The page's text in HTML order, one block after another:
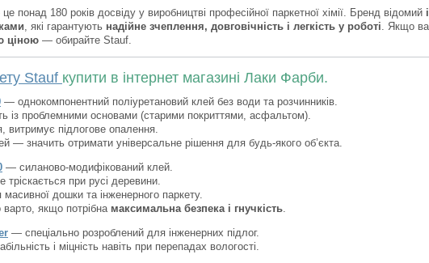
понад 180 років досвіду у виробництві професійної паркетної хімії. Бренд відомий
, які гарантують надійне зчеплення, довговічність і легкість у роботі . Якщо
ціною — обирайте Stauf.
Stauf купити в інтернет магазині Лаки Фарби.
— однокомпонентний поліуретановий клей без води та розчинників.
із проблемними основами (старими покриттями, асфальтом).
витримує підлогове опалення.
— значить отримати універсальне рішення для будь-якого об’єкта.
— силаново-модифікований клей.
тріскається при русі деревини.
масивної дошки та інженерного паркету.
якщо потрібна максимальна безпека і гнучкість.
— спеціально розроблений для інженерних підлог.
і міцність навіть при перепадах вологості.